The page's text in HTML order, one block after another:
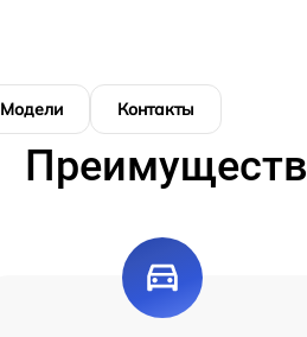
Модели Контакты